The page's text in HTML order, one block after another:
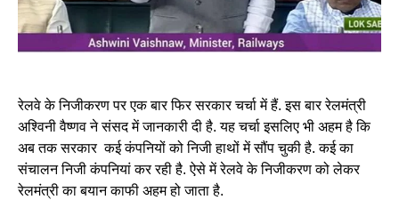
रेलवे के निजीकरण पर एक बार फिर सरकार चर्चा में हैं. इस बार रेलमंत्री
अश्विनी वैष्णव ने संसद में जानकारी दी है. यह चर्चा इसलिए भी अहम है कि
अब तक सरकार कई कंपनियों को निजी हाथों में सौंप चुकी है. कई का
संचालन निजी कंपनियां कर रही है. ऐसे में रेलवे के निजीकरण को लेकर
रेलमंत्री का बयान काफी अहम हो जाता है.